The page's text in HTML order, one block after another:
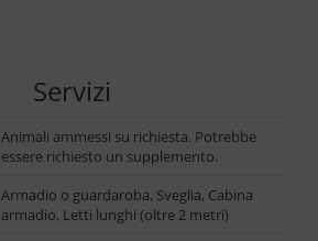
Servizi
Animali ammessi su richiesta. Potrebbe
essere richiesto un supplemento.
Armadio o guardaroba, Sveglia, Cabina
armadio, Letti lunghi (oltre 2 metri)